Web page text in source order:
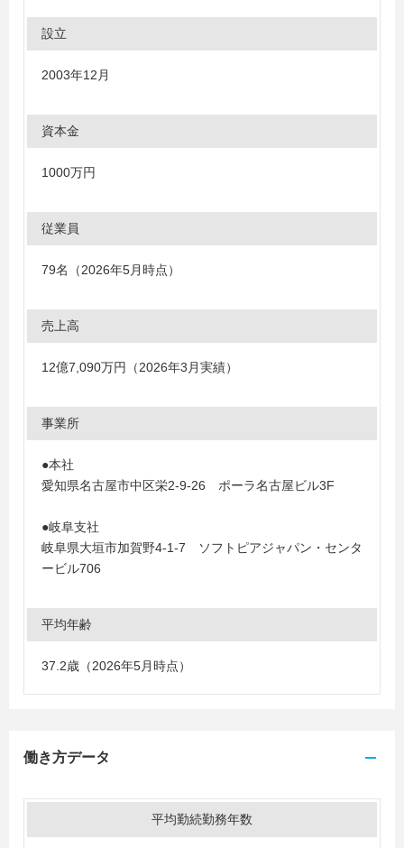
設立
2003年12月
資本金
1000万円
従業員
79名（2026年5月時点）
売上高
12億7,090万円（2026年3月実績）
事業所
●本社
愛知県名古屋市中区栄2-9-26 ポーラ名古屋ビル3F
●岐阜支社
岐阜県大垣市加賀野4-1-7 ソフトピアジャパン・センタ
ービル706
平均年齢
37.2歳（2026年5月時点）
働き方データ
平均勤続勤務年数